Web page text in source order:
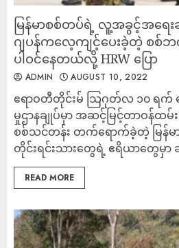
မြန်မာစစ်တပ်ရဲ့ လူ့အခွင့်အရေး
ဂျပန်ကလေ့ကျင့်ပေးခဲ့တဲ့ စစ်
ပါဝင်နေတယ်လို့ HRW ပြော
ADMIN AUGUST 10, 2022
ဧရာဝတီတိုင်းမ် သြဂုတ်လ ၁၀ ရ
မှုဌာနချုပ်မှာ အဆင့်မြင့်တာဝန်ထမ်း
စစ်သင်တန်း တက်ရောက်ခဲ့တဲ့ မြန်မ
တိုင်းရင်းသားတွေရဲ့ ဧရိယာတွေမှာ
READ MORE